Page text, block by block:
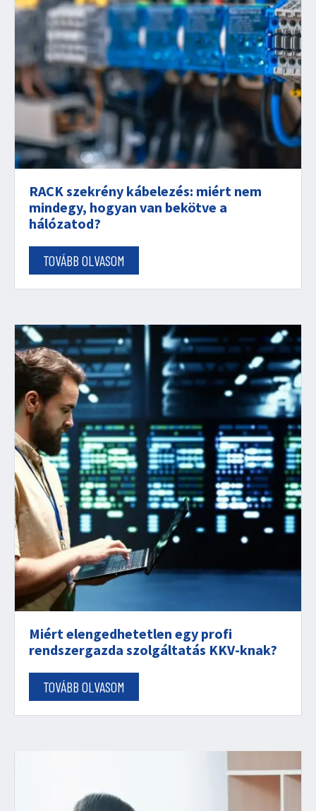
RACK szekrény kábelezés: miért nem
mindegy, hogyan van bekötve a
hálózatod?
TOVÁBB OLVASOM
Miért elengedhetetlen egy profi
rendszergazda szolgáltatás KKV-knak?
TOVÁBB OLVASOM